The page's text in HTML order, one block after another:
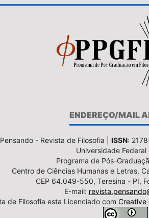
ENDEREÇO/MAIL
Pensando - Revista de Filosofia | ISSN:
Universidade Federal
Programa de Pós-
Centro de Ciências Humanas e Letras,
CEP 64.049-550, Teresina - PI,
E-mail:
de Filosofia esta Licenciado com Creative